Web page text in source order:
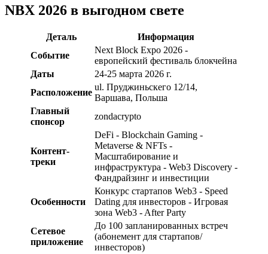
NBX 2026 в выгодном свете
Деталь
Информация
Событие
Next Block Expo 2026 -
европейский фестиваль блокчейна
Даты
24-25 марта 2026 г.
Расположение
ul. Пруджиньскего 12/14,
Варшава, Польша
Главный
спонсор
zondacrypto
Контент-
треки
DeFi - Blockchain Gaming -
Metaverse & NFTs -
Масштабирование и
инфраструктура - Web3 Discovery -
Фандрайзинг и инвестиции
Особенности
Конкурс стартапов Web3 - Speed
Dating для инвесторов - Игровая
зона Web3 - After Party
Сетевое
приложение
До 100 запланированных встреч
(абонемент для стартапов/
инвесторов)